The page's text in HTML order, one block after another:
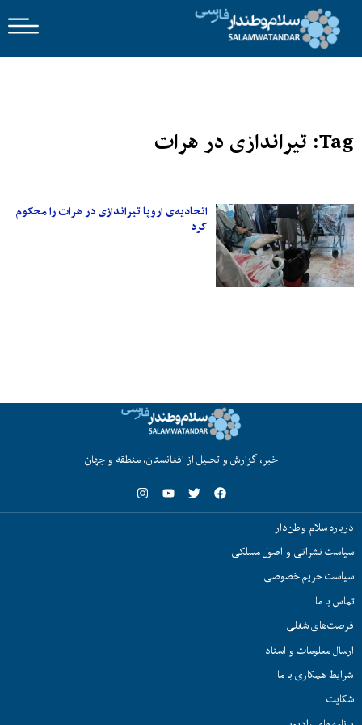
Tag: تیراندازی در هرات
اتحادیه‌ی اروپا تیراندازی در هرات را محکوم
کرد
خبر، گزارش و تحلیل از افغانستان، منطقه و جهان
درباره سلام وطن‌دار
سیاست نشراتی و اصول مسلکی
سیاست حریم خصوصی
تماس با ما
فرصت‌های شغلی
ارسال معلومات و اسناد
شرایط همکاری با ما
شکایت